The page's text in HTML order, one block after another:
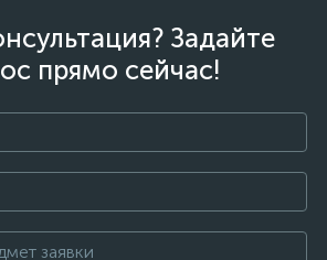
Задайте
прямо сейчас!